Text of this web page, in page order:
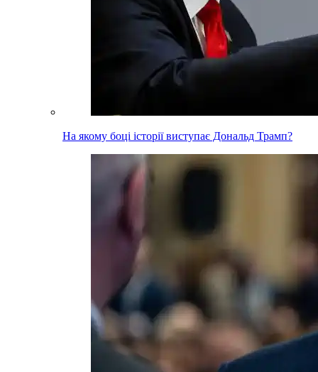
На якому боці історії виступає Дональд Трамп?